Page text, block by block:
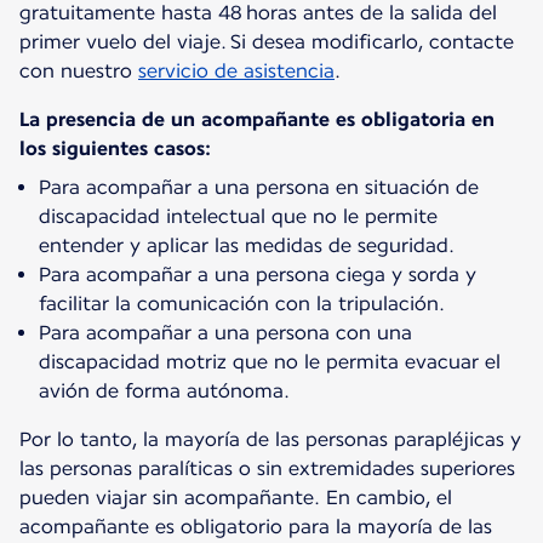
gratuitamente hasta 48 horas antes de la salida del
primer vuelo del viaje. Si desea modificarlo, contacte
con nuestro servicio de asistencia.
La presencia de un acompañante es obligatoria en
los siguientes casos:
Para acompañar a una persona en situación de
discapacidad intelectual que no le permite
entender y aplicar las medidas de seguridad.
Para acompañar a una persona ciega y sorda y
facilitar la comunicación con la tripulación.
Para acompañar a una persona con una
discapacidad motriz que no le permita evacuar el
avión de forma autónoma.
Por lo tanto, la mayoría de las personas parapléjicas y
las personas paralíticas o sin extremidades superiores
pueden viajar sin acompañante. En cambio, el
acompañante es obligatorio para la mayoría de las